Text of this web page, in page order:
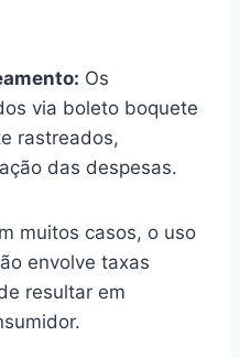
Os
via boleto boquete
rastreados,
das despesas.
muitos casos, o uso
envolve taxas
resultar em